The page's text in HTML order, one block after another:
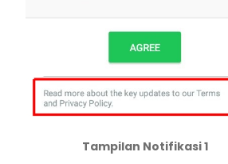
Tampilan Notifikasi 1